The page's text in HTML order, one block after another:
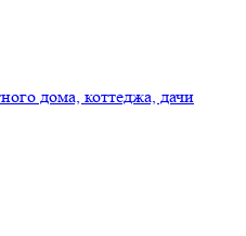
дома, коттеджа, дачи